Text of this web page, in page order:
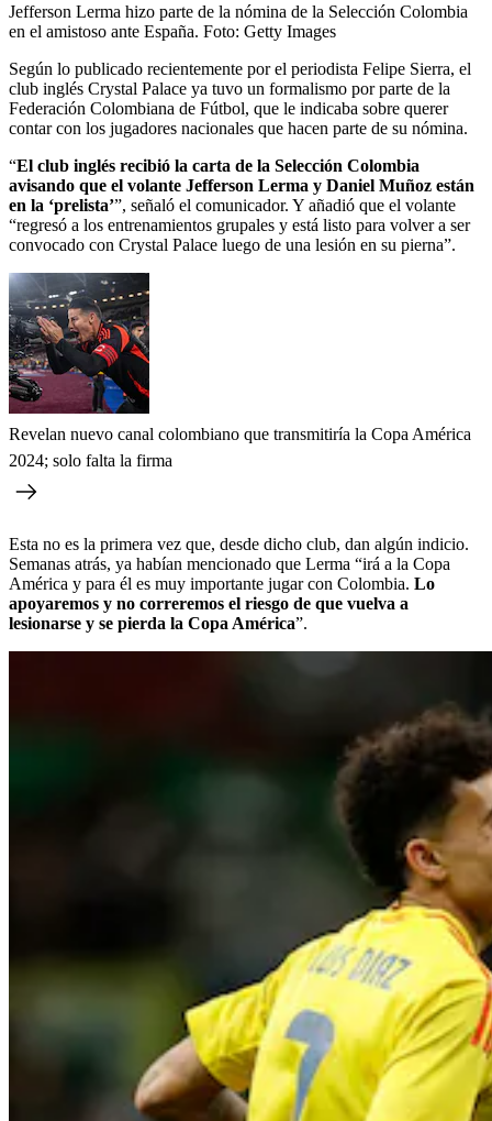
Jefferson Lerma hizo parte de la nómina de la Selección Colombia
en el amistoso ante España. Foto: Getty Images
Según lo publicado recientemente por el periodista Felipe Sierra, el
club inglés Crystal Palace ya tuvo un formalismo por parte de la
Federación Colombiana de Fútbol, que le indicaba sobre querer
contar con los jugadores nacionales que hacen parte de su nómina.
“El club inglés recibió la carta de la Selección Colombia
avisando que el volante Jefferson Lerma y Daniel Muñoz están
en la ‘prelista’”, señaló el comunicador. Y añadió que el volante
“regresó a los entrenamientos grupales y está listo para volver a ser
convocado con Crystal Palace luego de una lesión en su pierna”.
Revelan nuevo canal colombiano que transmitiría la Copa América
2024; solo falta la firma
Esta no es la primera vez que, desde dicho club, dan algún indicio.
Semanas atrás, ya habían mencionado que Lerma “irá a la Copa
América y para él es muy importante jugar con Colombia. Lo
apoyaremos y no correremos el riesgo de que vuelva a
lesionarse y se pierda la Copa América”.